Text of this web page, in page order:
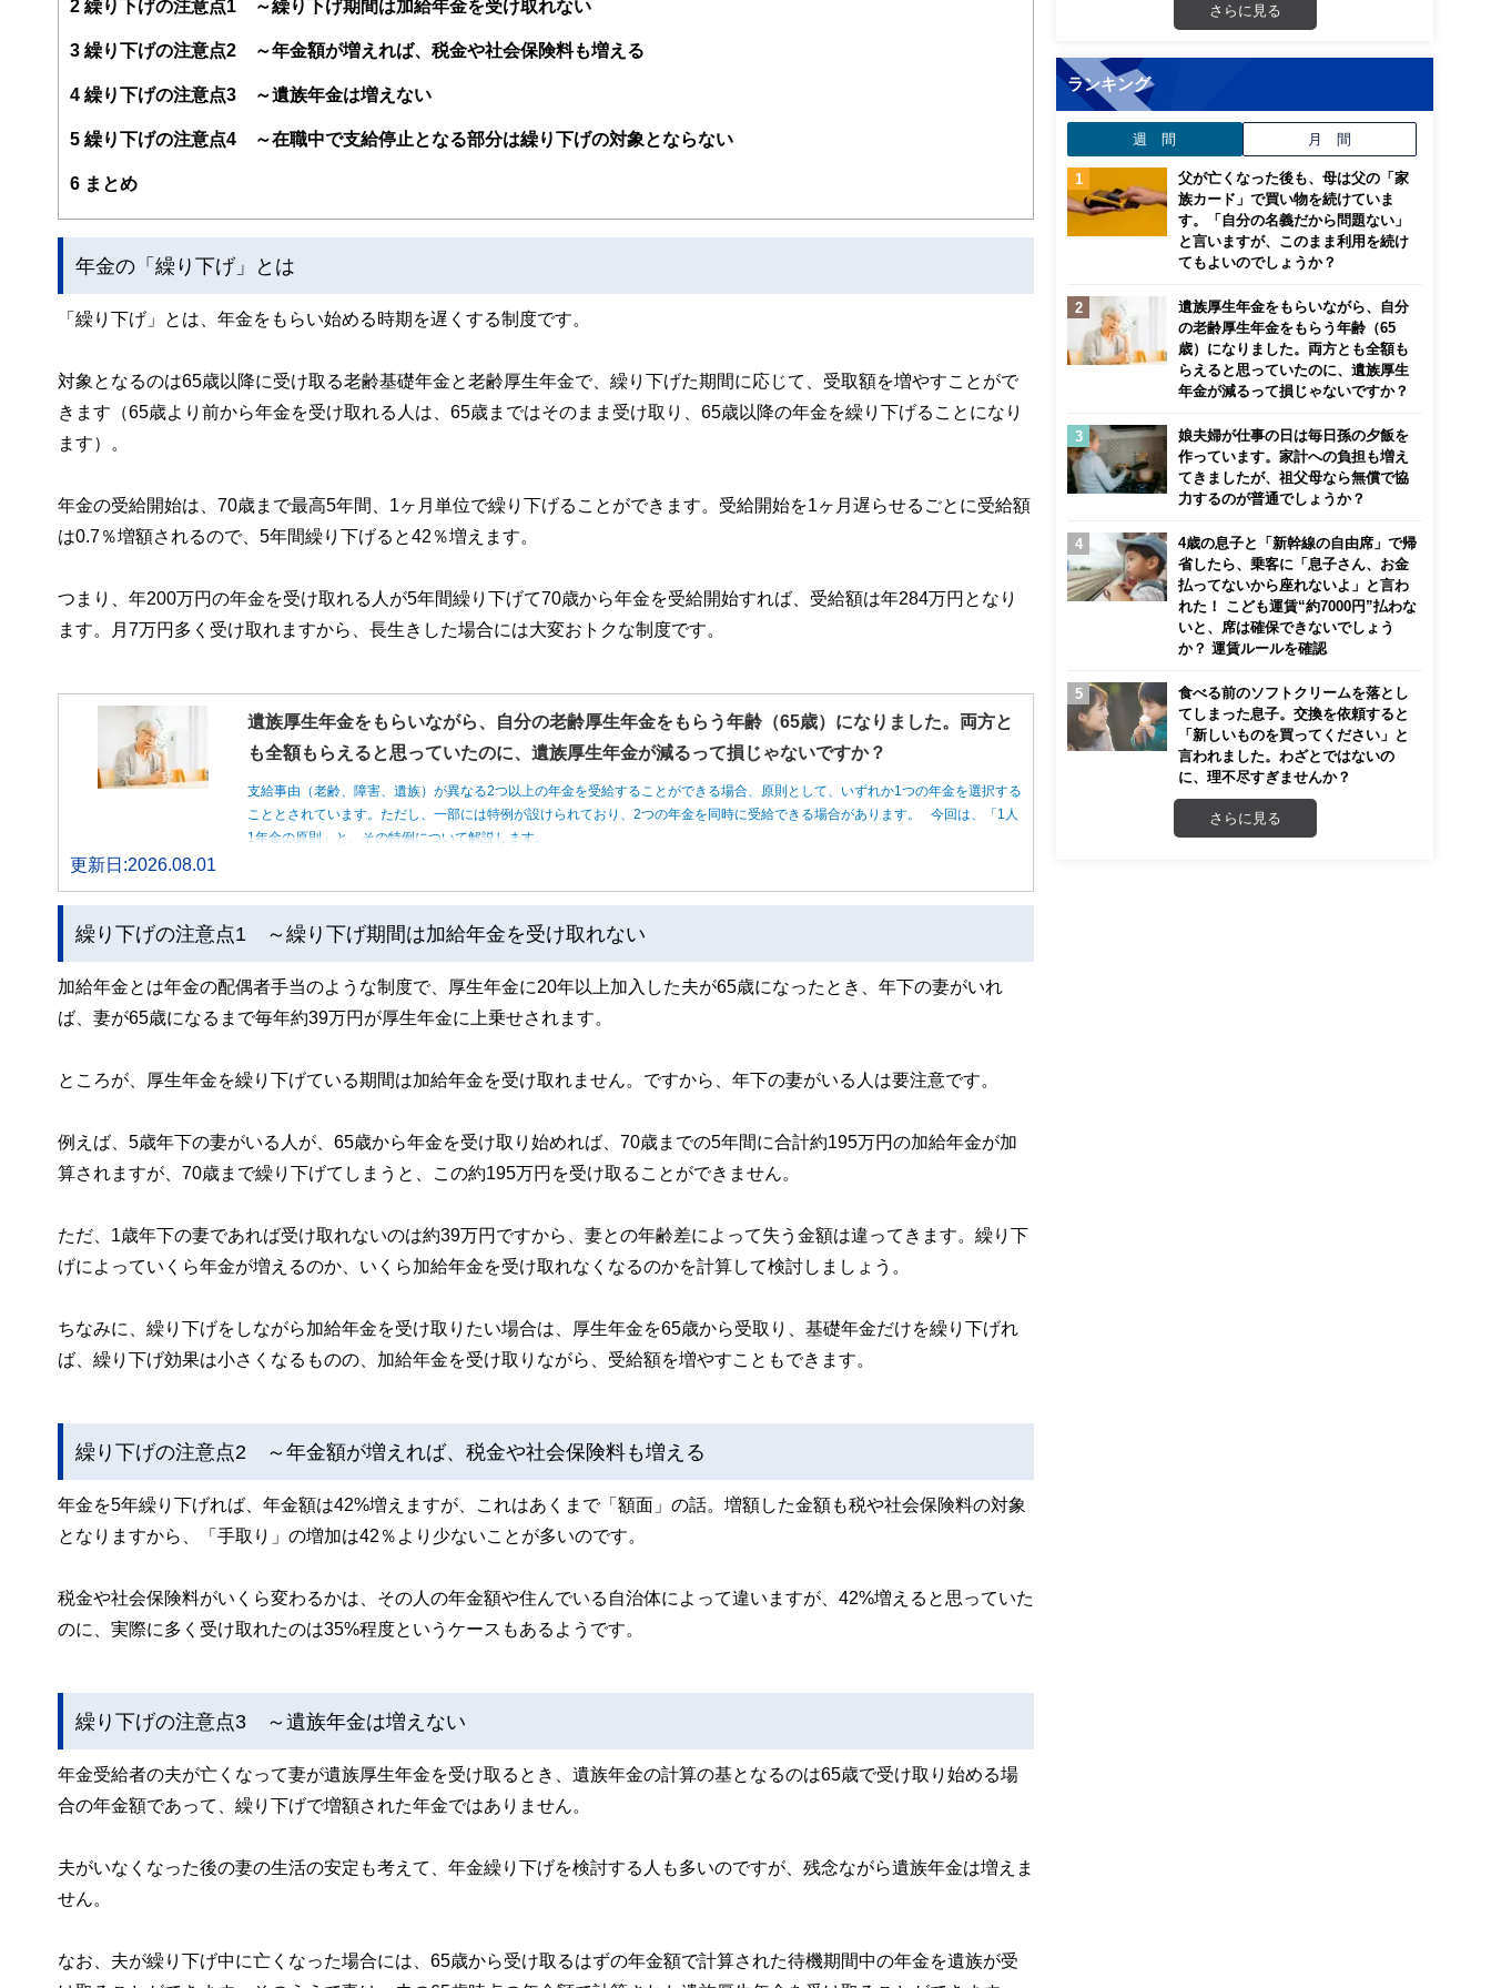
2 繰り下げの注意点1 ～繰り下げ期間は加給年金を受け取れない
3 繰り下げの注意点2 ～年金額が増えれば、税金や社会保険料も増える
4 繰り下げの注意点3 ～遺族年金は増えない
5 繰り下げの注意点4 ～在職中で支給停止となる部分は繰り下げの対象とならない
6 まとめ
年金の「繰り下げ」とは
「繰り下げ」とは、年金をもらい始める時期を遅くする制度です。
対象となるのは65歳以降に受け取る老齢基礎年金と老齢厚生年金で、繰り下げた期間に応じて、受取額を増やすことがで
きます（65歳より前から年金を受け取れる人は、65歳まではそのまま受け取り、65歳以降の年金を繰り下げることになり
ます）。
年金の受給開始は、70歳まで最高5年間、1ヶ月単位で繰り下げることができます。受給開始を1ヶ月遅らせるごとに受給額
は0.7％増額されるので、5年間繰り下げると42％増えます。
つまり、年200万円の年金を受け取れる人が5年間繰り下げて70歳から年金を受給開始すれば、受給額は年284万円となり
ます。月7万円多く受け取れますから、長生きした場合には大変おトクな制度です。
遺族厚生年金をもらいながら、自分の老齢厚生年金をもらう年齢（65歳）になりました。両方と
も全額もらえると思っていたのに、遺族厚生年金が減るって損じゃないですか？
支給事由（老齢、障害、遺族）が異なる2つ以上の年金を受給することができる場合、原則として、いずれか1つの年金を選択する
こととされています。ただし、一部には特例が設けられており、2つの年金を同時に受給できる場合があります。 今回は、「1人
1年金の原則」と、その特例について解説します。
更新日:2026.08.01
繰り下げの注意点1 ～繰り下げ期間は加給年金を受け取れない
加給年金とは年金の配偶者手当のような制度で、厚生年金に20年以上加入した夫が65歳になったとき、年下の妻がいれ
ば、妻が65歳になるまで毎年約39万円が厚生年金に上乗せされます。
ところが、厚生年金を繰り下げている期間は加給年金を受け取れません。ですから、年下の妻がいる人は要注意です。
例えば、5歳年下の妻がいる人が、65歳から年金を受け取り始めれば、70歳までの5年間に合計約195万円の加給年金が加
算されますが、70歳まで繰り下げてしまうと、この約195万円を受け取ることができません。
ただ、1歳年下の妻であれば受け取れないのは約39万円ですから、妻との年齢差によって失う金額は違ってきます。繰り下
げによっていくら年金が増えるのか、いくら加給年金を受け取れなくなるのかを計算して検討しましょう。
ちなみに、繰り下げをしながら加給年金を受け取りたい場合は、厚生年金を65歳から受取り、基礎年金だけを繰り下げれ
ば、繰り下げ効果は小さくなるものの、加給年金を受け取りながら、受給額を増やすこともできます。
繰り下げの注意点2 ～年金額が増えれば、税金や社会保険料も増える
年金を5年繰り下げれば、年金額は42%増えますが、これはあくまで「額面」の話。増額した金額も税や社会保険料の対象
となりますから、「手取り」の増加は42％より少ないことが多いのです。
税金や社会保険料がいくら変わるかは、その人の年金額や住んでいる自治体によって違いますが、42%増えると思っていた
のに、実際に多く受け取れたのは35%程度というケースもあるようです。
繰り下げの注意点3 ～遺族年金は増えない
年金受給者の夫が亡くなって妻が遺族厚生年金を受け取るとき、遺族年金の計算の基となるのは65歳で受け取り始める場
合の年金額であって、繰り下げで増額された年金ではありません。
夫がいなくなった後の妻の生活の安定も考えて、年金繰り下げを検討する人も多いのですが、残念ながら遺族年金は増えま
せん。
なお、夫が繰り下げ中に亡くなった場合には、65歳から受け取るはずの年金額で計算された待機期間中の年金を遺族が受
さらに見る
ランキング
週 間 月 間
父が亡くなった後も、母は父の「家
族カード」で買い物を続けていま
す。「自分の名義だから問題ない」
と言いますが、このまま利用を続け
てもよいのでしょうか？
遺族厚生年金をもらいながら、自分
の老齢厚生年金をもらう年齢（65
歳）になりました。両方とも全額も
らえると思っていたのに、遺族厚生
年金が減るって損じゃないですか？
娘夫婦が仕事の日は毎日孫の夕飯を
作っています。家計への負担も増え
てきましたが、祖父母なら無償で協
力するのが普通でしょうか？
4歳の息子と「新幹線の自由席」で帰
省したら、乗客に「息子さん、お金
払ってないから座れないよ」と言わ
れた！ こども運賃“約7000円”払わな
いと、席は確保できないでしょう
か？ 運賃ルールを確認
食べる前のソフトクリームを落とし
てしまった息子。交換を依頼すると
「新しいものを買ってください」と
言われました。わざとではないの
に、理不尽すぎませんか？
さらに見る